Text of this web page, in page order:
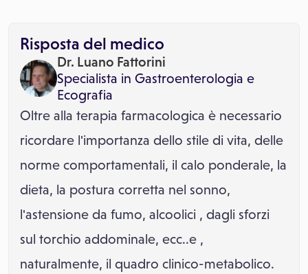
Risposta del medico
Dr. Luano Fattorini
Specialista in Gastroenterologia e
Ecografia
Oltre alla terapia farmacologica è necessario
ricordare l'importanza dello stile di vita, delle
norme comportamentali, il calo ponderale, la
dieta, la postura corretta nel sonno,
l'astensione da fumo, alcoolici , dagli sforzi
sul torchio addominale, ecc..e ,
naturalmente, il quadro clinico-metabolico.